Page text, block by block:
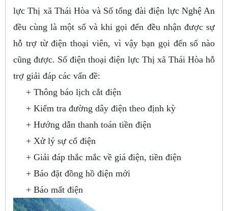
lực Thị xã Thái Hòa và Số tổng đài điện lực Nghệ An
đều cùng là một số và khi gọi đến đều nhận được sự
hỗ trợ từ điện thoại viên, vì vậy bạn gọi đến số nào
cũng được. Số điện thoại điện lực Thị xã Thái Hòa hỗ
trợ giải đáp các vấn đề:
+ Thông báo lịch cắt điện
+ Kiểm tra đường dây điện theo định kỳ
+ Hướng dẫn thanh toán tiền điện
+ Xử lý sự cố điện
+ Giải đáp thắc mắc về giá điện, tiền điện
+ Báo đặt đồng hồ điện mới
+ Báo mất điện